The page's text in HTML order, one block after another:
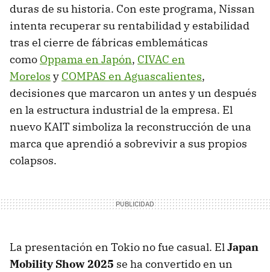
duras de su historia. Con este programa, Nissan
intenta recuperar su rentabilidad y estabilidad
tras el cierre de fábricas emblemáticas
como Oppama en Japón, CIVAC en
Morelos y COMPAS en Aguascalientes,
decisiones que marcaron un antes y un después
en la estructura industrial de la empresa. El
nuevo KAIT simboliza la reconstrucción de una
marca que aprendió a sobrevivir a sus propios
colapsos.
La presentación en Tokio no fue casual. ElJapan
Mobility Show 2025 se ha convertido en un